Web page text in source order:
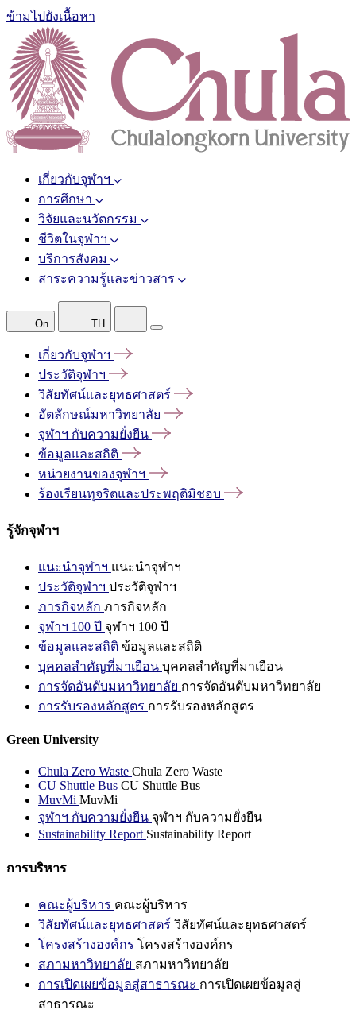
ข้ามไปยังเนื้อหา
เกี่ยวกับจุฬาฯ
การศึกษา
วิจัยและนวัตกรรม
ชีวิตในจุฬาฯ
บริการสังคม
สาระความรู้และข่าวสาร
On TH
เกี่ยวกับจุฬาฯ
ประวัติจุฬาฯ
วิสัยทัศน์และยุทธศาสตร์
อัตลักษณ์มหาวิทยาลัย
จุฬาฯ กับความยั่งยืน
ข้อมูลและสถิติ
หน่วยงานของจุฬาฯ
ร้องเรียนทุจริตและประพฤติมิชอบ
รู้จักจุฬาฯ
แนะนำจุฬาฯ แนะนำจุฬาฯ
ประวัติจุฬาฯ ประวัติจุฬาฯ
ภารกิจหลัก ภารกิจหลัก
จุฬาฯ 100 ปี จุฬาฯ 100 ปี
ข้อมูลและสถิติ ข้อมูลและสถิติ
บุคคลสำคัญที่มาเยือน บุคคลสำคัญที่มาเยือน
การจัดอันดับมหาวิทยาลัย การจัดอันดับมหาวิทยาลัย
การรับรองหลักสูตร การรับรองหลักสูตร
Green University
Chula Zero Waste Chula Zero Waste
CU Shuttle Bus CU Shuttle Bus
MuvMi MuvMi
จุฬาฯ กับความยั่งยืน จุฬาฯ กับความยั่งยืน
Sustainability Report Sustainability Report
การบริหาร
คณะผู้บริหาร คณะผู้บริหาร
วิสัยทัศน์และยุทธศาสตร์ วิสัยทัศน์และยุทธศาสตร์
โครงสร้างองค์กร โครงสร้างองค์กร
สภามหาวิทยาลัย สภามหาวิทยาลัย
การเปิดเผยข้อมูลสู่สาธารณะ การเปิดเผยข้อมูลสู่
สาธารณะ